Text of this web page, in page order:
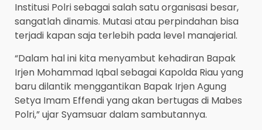
Institusi Polri sebagai salah satu organisasi besar,
sangatlah dinamis. Mutasi atau perpindahan bisa
terjadi kapan saja terlebih pada level manajerial.
“Dalam hal ini kita menyambut kehadiran Bapak
Irjen Mohammad Iqbal sebagai Kapolda Riau yang
baru dilantik menggantikan Bapak Irjen Agung
Setya Imam Effendi yang akan bertugas di Mabes
Polri,” ujar Syamsuar dalam sambutannya.